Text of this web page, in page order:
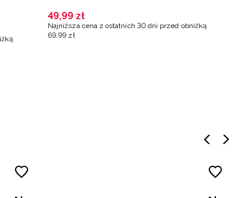
49,99 zł
Najniższa cena z ostatnich 30 dni przed obniżką
69,99 zł